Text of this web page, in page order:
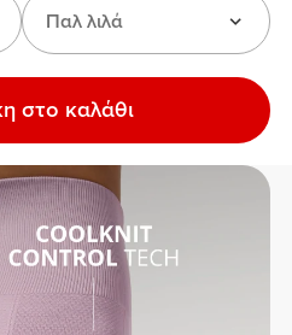
Παλ λιλά
στο καλάθι